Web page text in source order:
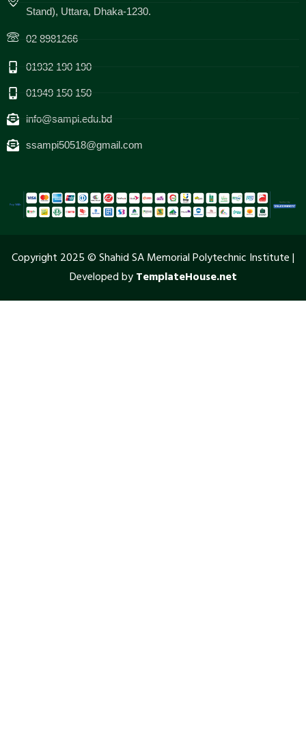
Stand), Uttara, Dhaka-1230.
02 8981266
01932 190 190
01949 150 150
info@sampi.edu.bd
ssampi50518@gmail.com
Copyright 2025 © Shahid SA Memorial Polytechnic Institute |
Developed byTemplateHouse.net